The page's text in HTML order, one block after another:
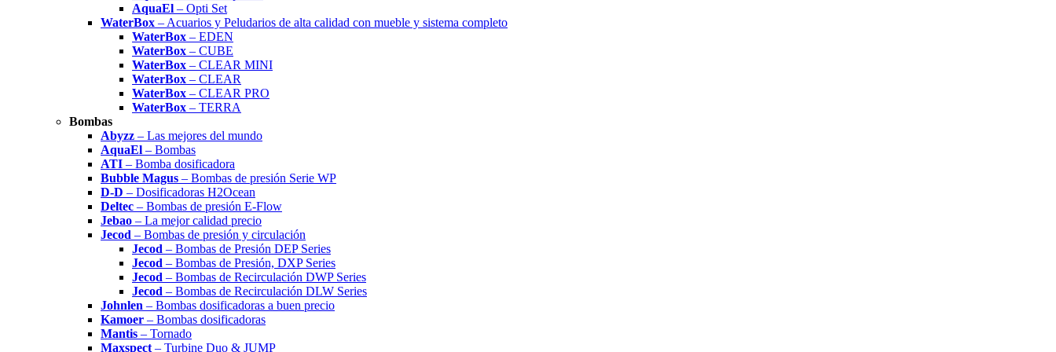
AquaEl – Opti Set
WaterBox – Acuarios y Peludarios de alta calidad con mueble y sistema completo
WaterBox – EDEN
WaterBox – CUBE
WaterBox – CLEAR MINI
WaterBox – CLEAR
WaterBox – CLEAR PRO
WaterBox – TERRA
Bombas
Abyzz – Las mejores del mundo
AquaEl – Bombas
ATI – Bomba dosificadora
Bubble Magus – Bombas de presión Serie WP
D-D – Dosificadoras H2Ocean
Deltec – Bombas de presión E-Flow
Jebao – La mejor calidad precio
Jecod – Bombas de presión y circulación
Jecod – Bombas de Presión DEP Series
Jecod – Bombas de Presión, DXP Series
Jecod – Bombas de Recirculación DWP Series
Jecod – Bombas de Recirculación DLW Series
Johnlen – Bombas dosificadoras a buen precio
Kamoer – Bombas dosificadoras
Mantis – Tornado
Maxspect – Turbine Duo & JUMP